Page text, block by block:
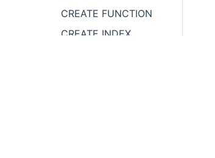
CREATE FUNCTION
CREATE INDEX